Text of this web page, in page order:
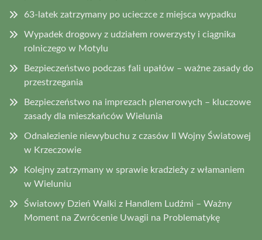
63-latek zatrzymany po ucieczce z miejsca wypadku
Wypadek drogowy z udziałem rowerzysty i ciągnika
rolniczego w Motylu
Bezpieczeństwo podczas fali upałów – ważne zasady do
przestrzegania
Bezpieczeństwo na imprezach plenerowych – kluczowe
zasady dla mieszkańców Wielunia
Odnalezienie niewybuchu z czasów II Wojny Światowej
w Krzeczowie
Kolejny zatrzymany w sprawie kradzieży z włamaniem
w Wieluniu
Światowy Dzień Walki z Handlem Ludźmi – Ważny
Moment na Zwrócenie Uwagii na Problematykę